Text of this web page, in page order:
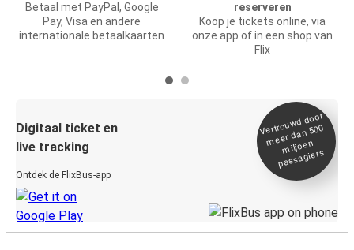
Betaal met PayPal, Google
Pay, Visa en andere
internationale betaalkaarten
reserveren
Koop je tickets online, via
onze app of in een shop van
Flix
Digitaal ticket en
live tracking
Ontdek de FlixBus-app
Vertrou
wd door
meer dan 500
miljoen
passagiers